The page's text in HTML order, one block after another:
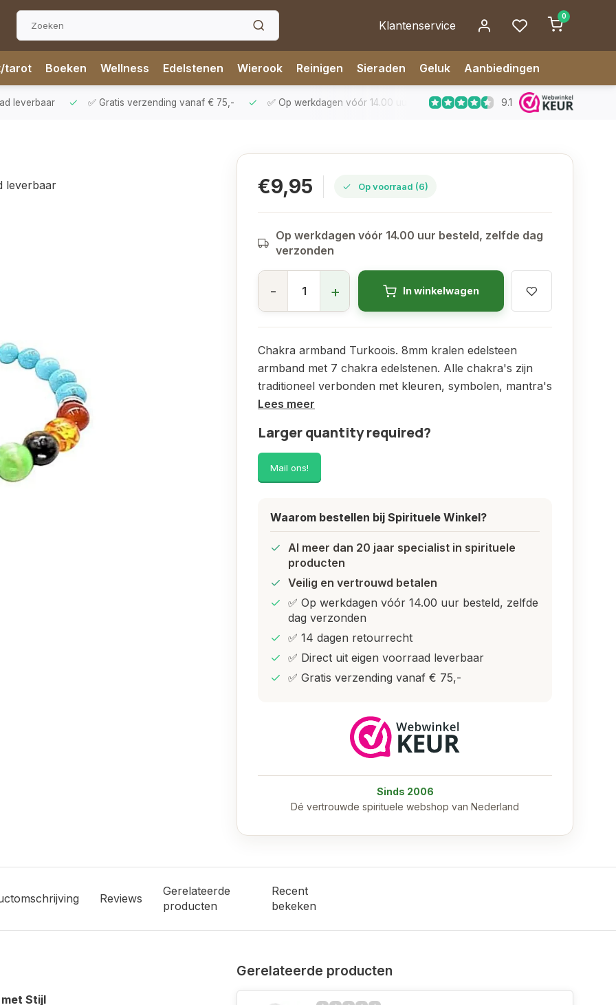
Klantenservice
0
tarot Boeken Wellness Edelstenen Wierook Reinigen Sieraden Geluk Aanbiedingen
leverbaar ✅ Gratis verzending vanaf € 75,- ✅ Op werkdagen vóór 14.00 uur besteld, zelfde dag verzonden
9.1
leverbaar €9,95 Op voorraad (6)
Op werkdagen vóór 14.00 uur besteld, zelfde dag
verzonden
- + In winkelwagen
Chakra armband Turkoois. 8mm kralen edelsteen
armband met 7 chakra edelstenen. Alle chakra's zijn
traditioneel verbonden met kleuren, symbolen, mantra's
Lees meer
Larger quantity required?
Mail ons!
Waarom bestellen bij Spirituele Winkel?
Al meer dan 20 jaar specialist in spirituele
producten
Veilig en vertrouwd betalen
✅ Op werkdagen vóór 14.00 uur besteld, zelfde
dag verzonden
✅ 14 dagen retourrecht
✅ Direct uit eigen voorraad leverbaar
✅ Gratis verzending vanaf € 75,-
Sinds 2006
Dé vertrouwde spirituele webshop van Nederland
Reviews
Gerelateerde
producten
Recent
bekeken
Stijl
Gerelateerde producten